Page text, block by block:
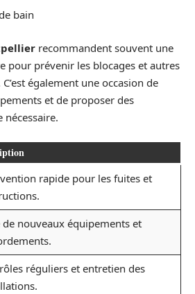
bain
recommandent souvent une
pour prévenir les blocages et autres
également une occasion de
et de proposer des
rapide pour les fuites et
de nouveaux équipements et
réguliers et entretien des